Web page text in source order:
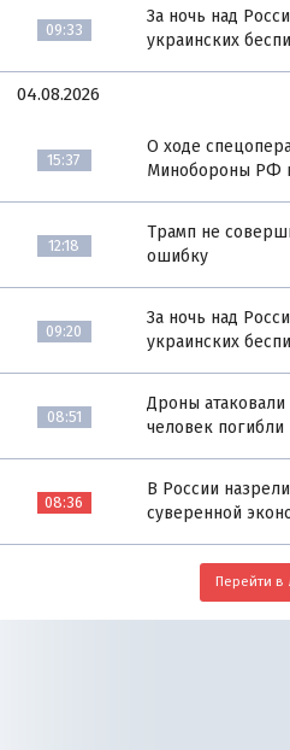
09:33
За ночь над
украинских
04.08.2026
15:37
О ходе
Минобороны РФ
12:18
Трамп не
ошибку
09:20
За ночь над
украинских
08:51
Дроны
человек погибли
08:36
В России
суверенной
Перейти в